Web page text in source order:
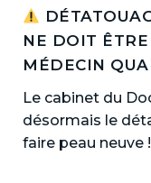
NE DOIT
MÉDECIN
Le cabinet du
désormais le
faire peau neuve